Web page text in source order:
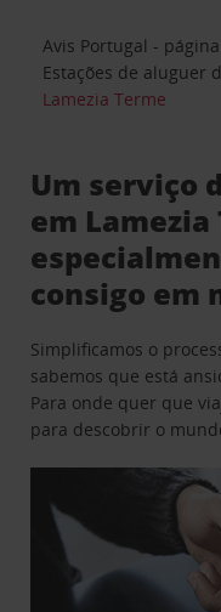
Avis Portugal -
Estações de aluguer
Lamezia Terme
Um serviço
em Lamezia
consigo em
Simplificamos o
sabemos que está
Para onde quer que
para descobrir o